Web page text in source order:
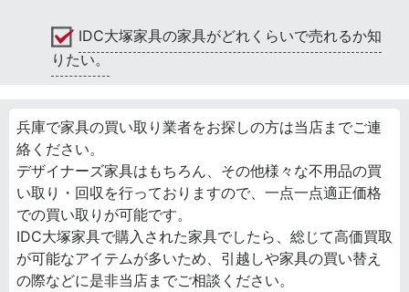
IDC大塚家具の家具がどれくらいで売れるか知
りたい。
兵庫で家具の買い取り業者をお探しの方は当店までご連
絡ください。
デザイナーズ家具はもちろん、その他様々な不用品の買
い取り・回収を行っておりますので、一点一点適正価格
での買い取りが可能です。
IDC大塚家具で購入された家具でしたら、総じて高価買取
が可能なアイテムが多いため、引越しや家具の買い替え
の際などに是非当店までご相談ください。